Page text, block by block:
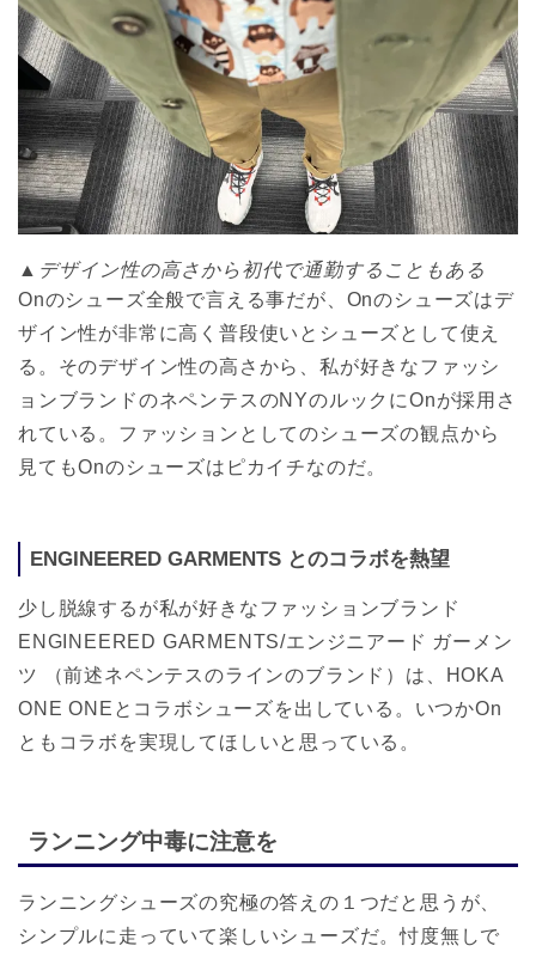
▲デザイン性の高さから初代で通勤することもある
Onのシューズ全般で言える事だが、Onのシューズはデ
ザイン性が非常に高く普段使いとシューズとして使え
る。そのデザイン性の高さから、私が好きなファッシ
ョンブランドのネペンテスのNYのルックにOnが採用さ
れている。ファッションとしてのシューズの観点から
見てもOnのシューズはピカイチなのだ。
ENGINEERED GARMENTS とのコラボを熱望
少し脱線するが私が好きなファッションブランド
ENGINEERED GARMENTS/エンジニアード ガーメン
ツ （前述ネペンテスのラインのブランド）は、HOKA
ONE ONEとコラボシューズを出している。いつかOn
ともコラボを実現してほしいと思っている。
ランニング中毒に注意を
ランニングシューズの究極の答えの１つだと思うが、
シンプルに走っていて楽しいシューズだ。忖度無しで